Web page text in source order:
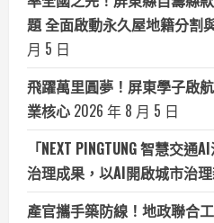
題 全面啟動永久屋地籍分割
月 5 日
飛躍萬里圓夢！屏東學子啟
業核心 2026 年 8 月 5 日
「NEXT PINGTUNG 智慧交
治理成果，以AI開啟城市治
產官攜手築防線！地政聯合